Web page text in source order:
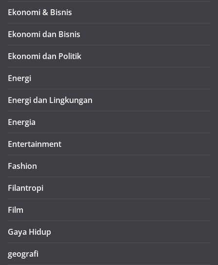
Ekonomi & Bisnis
Ekonomi dan Bisnis
Ekonomi dan Politik
Energi
Energi dan Lingkungan
Energia
Entertainment
Fashion
Filantropi
Film
Gaya Hidup
geografi